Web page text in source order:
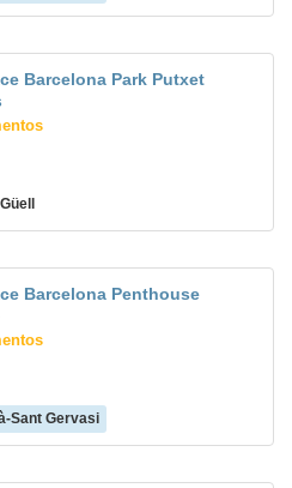
Barcelona Park Putxet
Barcelona Penthouse
Sant Gervasi